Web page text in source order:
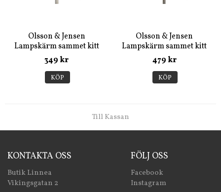
Olsson & Jensen
Lampskärm sammet kitt
mellan
349 kr
KÖP
Olsson & Jensen
Lampskärm sammet kitt
479 kr
KÖP
Till Kassan
KONTAKTA OSS
Butik Linnea
Vikingsgatan 2
FÖLJ OSS
Facebook
Instagram